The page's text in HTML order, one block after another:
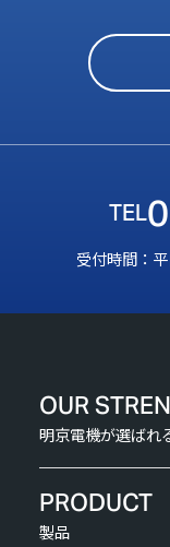
受付時間：
OUR
明京電機が選ばれ
PRODUCT
製品